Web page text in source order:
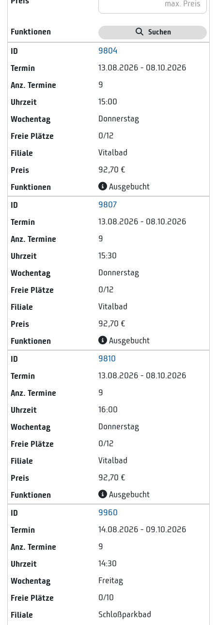
Suchen
9804
13.08.2026 - 08.10.2026
9
15:00
Donnerstag
0/12
Vitalbad
92,70 €
Ausgebucht
9807
13.08.2026 - 08.10.2026
9
15:30
Donnerstag
0/12
Vitalbad
92,70 €
Ausgebucht
9810
13.08.2026 - 08.10.2026
9
16:00
Donnerstag
0/12
Vitalbad
92,70 €
Ausgebucht
9960
14.08.2026 - 09.10.2026
9
14:30
Freitag
0/10
Schloßparkbad